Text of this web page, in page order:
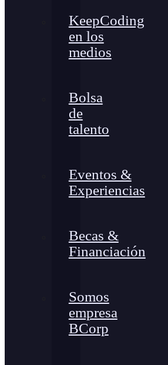
KeepCoding
en los
medios
Bolsa
de
talento
Eventos &
Experiencias
Becas &
Financiación
Somos
empresa
BCorp